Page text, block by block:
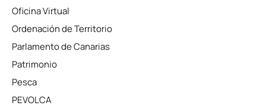
Oficina Virtual
Ordenación de Territorio
Parlamento de Canarias
Patrimonio
Pesca
PEVOLCA